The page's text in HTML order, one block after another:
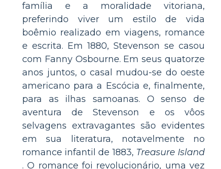
família e a moralidade vitoriana,
preferindo viver um estilo de vida
boêmio realizado em viagens, romance
e escrita. Em 1880, Stevenson se casou
com Fanny Osbourne. Em seus quatorze
anos juntos, o casal mudou-se do oeste
americano para a Escócia e, finalmente,
para as ilhas samoanas. O senso de
aventura de Stevenson e os vôos
selvagens extravagantes são evidentes
em sua literatura, notavelmente no
romance infantil de 1883, Treasure Island
. O romance foi revolucionário, uma vez